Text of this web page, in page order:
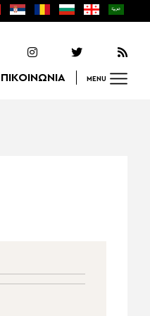
MENU